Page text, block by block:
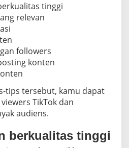
tinggi
relevan
followers
konten
tips tersebut, kamu dapat
TikTok dan
audiens.
berkualitas tinggi